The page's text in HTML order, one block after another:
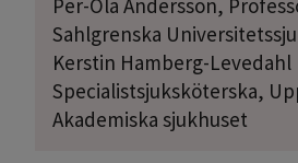
Sahlgrenska
Kerstin Hamberg-Levedahl
Specialistsjuksköterska,
Akademiska sjukhuset